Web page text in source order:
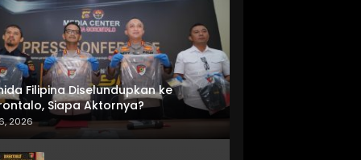
Filipina Diselundupkan ke
Siapa Aktornya?
2026